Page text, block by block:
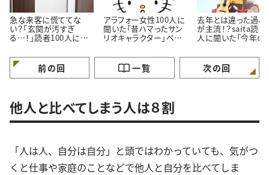
急な来客に慌ててな
い？「玄関が汚すぎ
る…！」読者100人に聞
ておくコツ」3選
アラフォー女性100人に
聞いた「昔ハマったサン
リオキャラクター」ベス
ーがランクイン
去年とは違った過ご
が主流！？saita読
人に聞いた「今年の
前の回 一覧 次の回
他人と比べてしまう人は８割
「人は人、自分は自分」と頭ではわかっていても、気がつ
くと仕事や家庭のことなどで他人と自分を比べてしま